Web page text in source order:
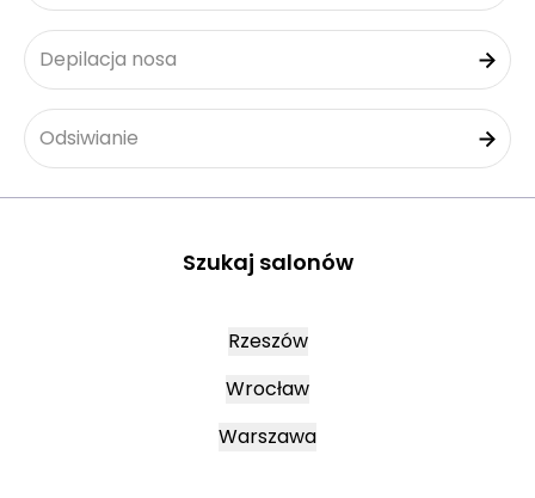
Depilacja nosa
Odsiwianie
Szukaj salonów
Rzeszów
Wrocław
Warszawa